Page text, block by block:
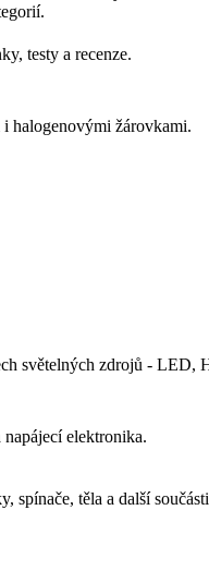
testy a recenze.
halogenovými žárovkami.
světelných zdrojů - LED,
elektronika.
spínače, těla a další